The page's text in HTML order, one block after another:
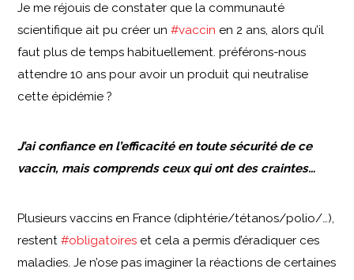
Je me réjouis de constater que la communauté
scientifique ait pu créer un#vaccin en 2 ans, alors qu’il
faut plus de temps habituellement. préférons-nous
attendre 10 ans pour avoir un produit qui neutralise
cette épidémie ?
J’ai confiance en l’efficacité en toute sécurité de ce
vaccin, mais comprends ceux qui ont des craintes…
Plusieurs vaccins en France (diphtérie/tétanos/polio/…),
restent#obligatoires et cela a permis d’éradiquer ces
maladies. Je n’ose pas imaginer la réactions de certaines